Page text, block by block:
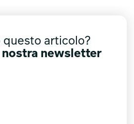
questo articolo?
nostra newsletter